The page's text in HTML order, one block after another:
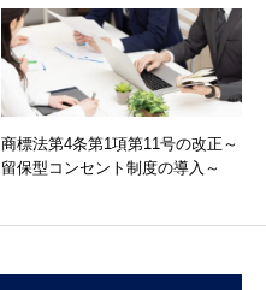
商標法第4条第1項第11号の改正～
留保型コンセント制度の導入～